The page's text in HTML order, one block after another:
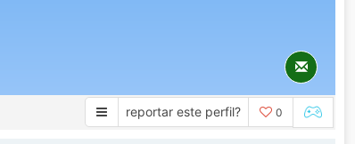
reportar este perfil? 0